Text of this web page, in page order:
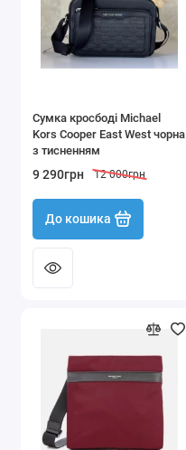
Сумка кросбоді Michael
Kors Cooper East West чорна
з тисненням
9 290грн 12 000грн
До кошика